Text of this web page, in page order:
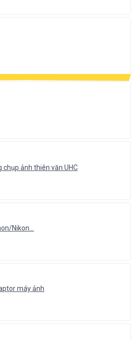
chụp ảnh thiên văn UHC
Nikon…
máy ảnh